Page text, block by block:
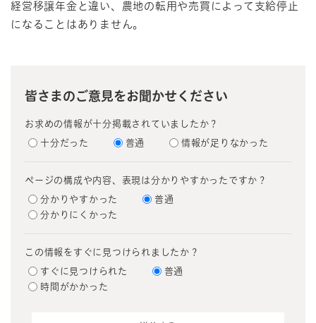
経営移譲年金と違い、農地の転用や売買によって支給停止
になることはありません。
皆さまのご意見をお聞かせください
お求めの情報が十分掲載されていましたか？
十分だった 普通 情報が足りなかった
ページの構成や内容、表現は分かりやすかったですか？
分かりやすかった
普通
分かりにくかった
この情報をすぐに見つけられましたか？
すぐに見つけられた
普通
時間がかかった